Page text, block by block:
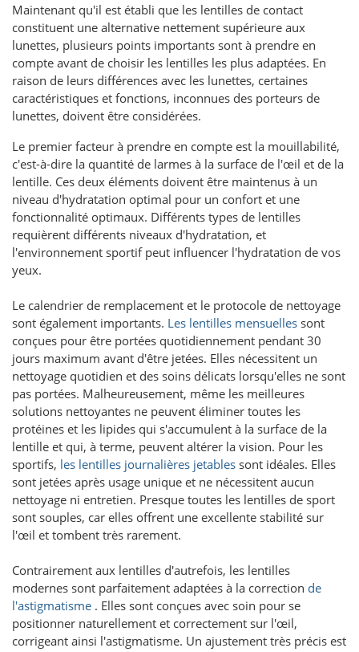
Maintenant qu'il est établi que les lentilles de contact
constituent une alternative nettement supérieure aux
lunettes, plusieurs points importants sont à prendre en
compte avant de choisir les lentilles les plus adaptées. En
raison de leurs différences avec les lunettes, certaines
caractéristiques et fonctions, inconnues des porteurs de
lunettes, doivent être considérées.
Le premier facteur à prendre en compte est la mouillabilité,
c'est-à-dire la quantité de larmes à la surface de l'œil et de la
lentille. Ces deux éléments doivent être maintenus à un
niveau d'hydratation optimal pour un confort et une
fonctionnalité optimaux. Différents types de lentilles
requièrent différents niveaux d'hydratation, et
l'environnement sportif peut influencer l'hydratation de vos
yeux.
Le calendrier de remplacement et le protocole de nettoyage
sont également importants. Les lentilles mensuelles sont
conçues pour être portées quotidiennement pendant 30
jours maximum avant d'être jetées. Elles nécessitent un
nettoyage quotidien et des soins délicats lorsqu'elles ne sont
pas portées. Malheureusement, même les meilleures
solutions nettoyantes ne peuvent éliminer toutes les
protéines et les lipides qui s'accumulent à la surface de la
lentille et qui, à terme, peuvent altérer la vision. Pour les
sportifs, les lentilles journalières jetables sont idéales. Elles
sont jetées après usage unique et ne nécessitent aucun
nettoyage ni entretien. Presque toutes les lentilles de sport
sont souples, car elles offrent une excellente stabilité sur
l'œil et tombent très rarement.
Contrairement aux lentilles d'autrefois, les lentilles
modernes sont parfaitement adaptées à la correction de
l'astigmatisme . Elles sont conçues avec soin pour se
positionner naturellement et correctement sur l'œil,
corrigeant ainsi l'astigmatisme. Un ajustement très précis est